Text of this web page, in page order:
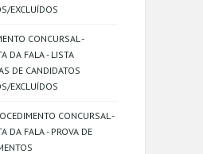
EXCLUÍDOS
CONCURSAL -
DA FALA - LISTA
DE CANDIDATOS
EXCLUÍDOS
CONCURSAL -
DA FALA - PROVA DE